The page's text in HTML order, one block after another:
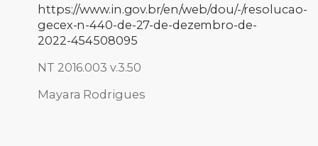
https://www.in.gov.br/en/web/dou/-/resolucao-
gecex-n-440-de-27-de-dezembro-de-
2022-454508095
NT 2016.003 v.3.50
Mayara Rodrigues